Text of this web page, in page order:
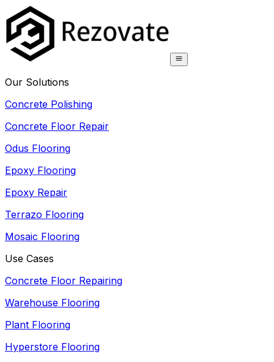
Our Solutions
Concrete Polishing
Concrete Floor Repair
Odus Flooring
Epoxy Flooring
Epoxy Repair
Terrazo Flooring
Mosaic Flooring
Use Cases
Concrete Floor Repairing
Warehouse Flooring
Plant Flooring
Hyperstore Flooring